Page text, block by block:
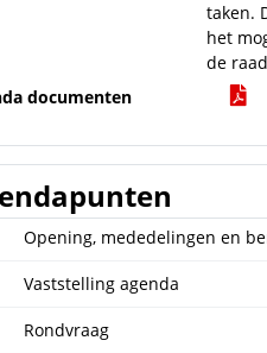
taken.
het
de
documenten
Opening, mededelingen en
Vaststelling agenda
Rondvraag